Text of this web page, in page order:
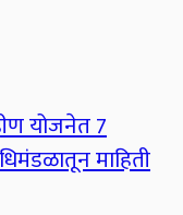
योजनेत 7
माहिती